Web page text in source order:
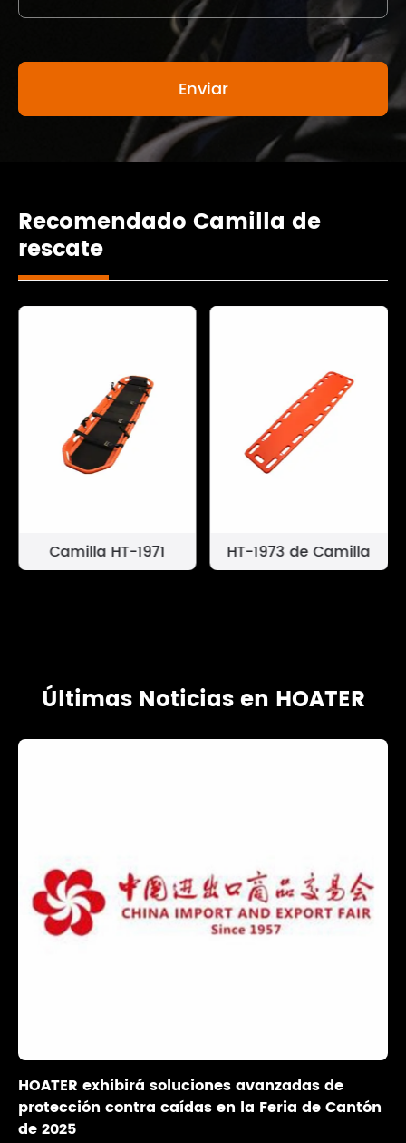
Recomendado Camilla de
rescate
Camilla HT-1971 HT-1973 de Camilla
Últimas Noticias en HOATER
HOATER exhibirá soluciones avanzadas de
protección contra caídas en la Feria de Cantón
de 2025